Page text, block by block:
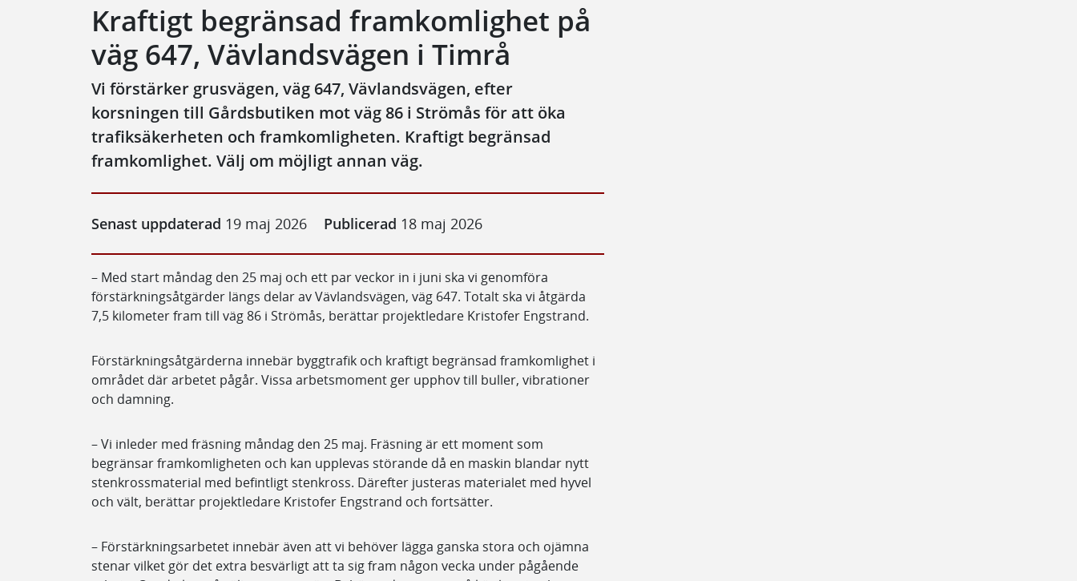
Kraftigt begränsad framkomlighet på
väg 647, Vävlandsvägen i Timrå
Vi förstärker grusvägen, väg 647, Vävlandsvägen, efter
korsningen till Gårdsbutiken mot väg 86 i Strömås för att öka
trafiksäkerheten och framkomligheten. Kraftigt begränsad
framkomlighet. Välj om möjligt annan väg.
Senast uppdaterad 19 maj 2026 Publicerad 18 maj 2026
– Med start måndag den 25 maj och ett par veckor in i juni ska vi genomföra
förstärkningsåtgärder längs delar av Vävlandsvägen, väg 647. Totalt ska vi åtgärda
7,5 kilometer fram till väg 86 i Strömås, berättar projektledare Kristofer Engstrand.
Förstärkningsåtgärderna innebär byggtrafik och kraftigt begränsad framkomlighet i
området där arbetet pågår. Vissa arbetsmoment ger upphov till buller, vibrationer
och damning.
– Vi inleder med fräsning måndag den 25 maj. Fräsning är ett moment som
begränsar framkomligheten och kan upplevas störande då en maskin blandar nytt
stenkrossmaterial med befintligt stenkross. Därefter justeras materialet med hyvel
och vält, berättar projektledare Kristofer Engstrand och fortsätter.
– Förstärkningsarbetet innebär även att vi behöver lägga ganska stora och ojämna
stenar vilket gör det extra besvärligt att ta sig fram någon vecka under pågående